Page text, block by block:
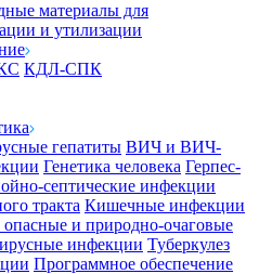
материалы для
и утилизации
КДЛ-СПК
гепатиты ВИЧ и ВИЧ-
Генетика человека Герпес-
септические инфекции
тракта Кишечные инфекции
и природно-очаговые
инфекции Туберкулез
Программное обеспечение